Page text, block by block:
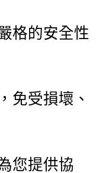
格的安全性
免受損壞、
您提供協